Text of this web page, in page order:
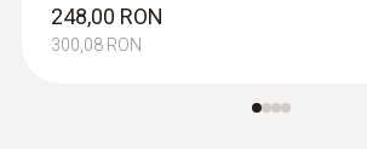
248,00 RON
300,08 RON